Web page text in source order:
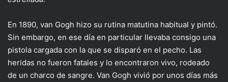
En 1890, van Gogh hizo su rutina matutina habitual y pintó.
Sin embargo, en ese día en particular llevaba consigo una
pistola cargada con la que se disparó en el pecho. Las
heridas no fueron fatales y lo encontraron vivo, rodeado
de un charco de sangre. Van Gogh vivió por unos días más